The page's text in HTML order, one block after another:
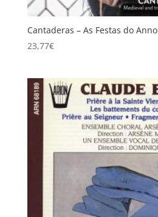
Cantaderas – As Festas do Anno
23,77€